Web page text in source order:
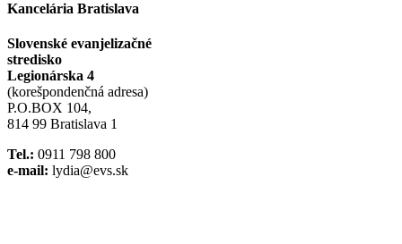
Kancelária Bratislava
Slovenské evanjelizačné
stredisko
Legionárska 4
(korešpondenčná adresa)
P.O.BOX 104,
814 99 Bratislava 1
Tel.: 0911 798 800
e-mail: lydia@evs.sk